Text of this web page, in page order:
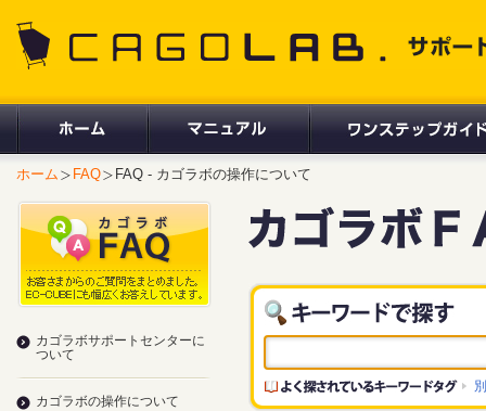
ホーム FAQ FAQ - カゴラボの操作について
別
カゴラボサポートセンターに
ついて
カゴラボの操作について